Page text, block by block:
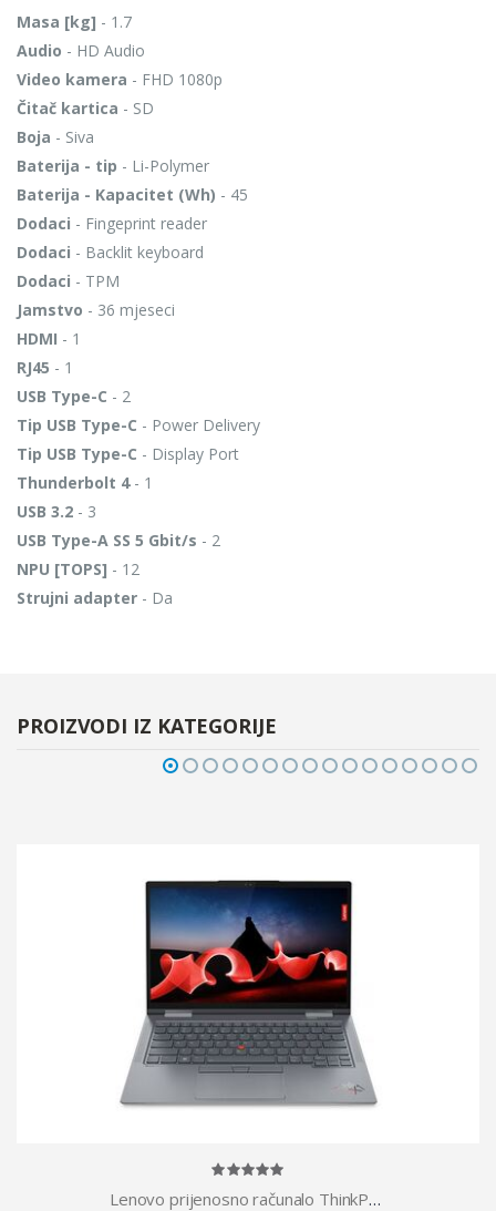
Masa [kg] - 1.7
Audio - HD Audio
Video kamera - FHD 1080p
Čitač kartica - SD
Boja - Siva
Baterija - tip - Li-Polymer
Baterija - Kapacitet (Wh) - 45
Dodaci - Fingeprint reader
Dodaci - Backlit keyboard
Dodaci - TPM
Jamstvo - 36 mjeseci
HDMI - 1
RJ45 - 1
USB Type-C - 2
Tip USB Type-C - Power Delivery
Tip USB Type-C - Display Port
Thunderbolt 4- 1
USB 3.2 - 3
USB Type-A SS 5 Gbit/s - 2
NPU [TOPS] - 12
Strujni adapter - Da
PROIZVODI IZ KATEGORIJE
Lenovo prijenosno računalo ThinkPad X1 Yoga Gen 8, 21HQ002RSC